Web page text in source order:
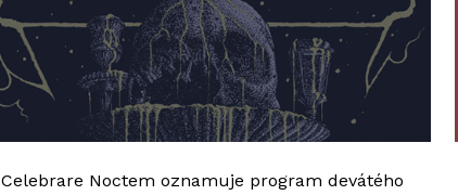
Celebrare Noctem oznamuje program devátého